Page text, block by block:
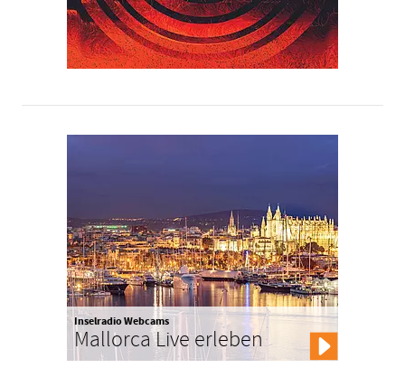
Inselradio Webcams
Mallorca Live erleben